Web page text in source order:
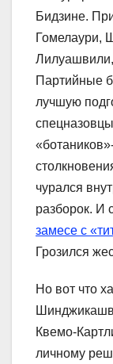
Бидзине.
Гомелаури,
Партийные
лучшую
чурался
разборок. И
замесе с
Грозился
Но вот что
Квемо-
личному